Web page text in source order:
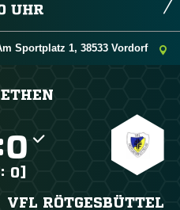

Sportplatz 1, 38533 Vordorf

0]
VFL RÖTGESBÜTTEL